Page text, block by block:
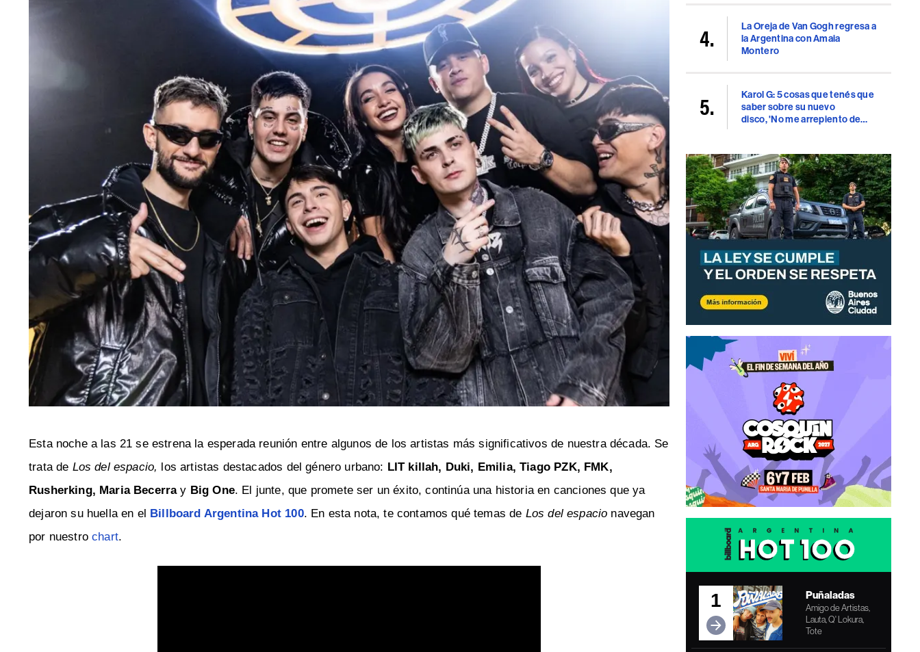
en
Facebook
Esta noche a las 21 se estrena la esperada reunión entre algunos de los artistas más significativos de nuestra década. Se
trata de Los del espacio, los artistas destacados del género urbano: LIT killah, Duki, Emilia, Tiago PZK, FMK,
Rusherking, Maria Becerray Big One. El junte, que promete ser un éxito, continúa una historia en canciones que ya
dejaron su huella en el Billboard Argentina Hot 100. En esta nota, te contamos qué temas de Los del espacio navegan
por nuestrochart.
La Oreja de Van Gogh regresa a
la Argentina con Amaia
Montero
Karol G: 5 cosas que tenés que
saber sobre su nuevo
disco, 'No me arrepiento de
1 Puñaladas
Amigo de Artistas,
Lauta, Q' Lokura,
Tote